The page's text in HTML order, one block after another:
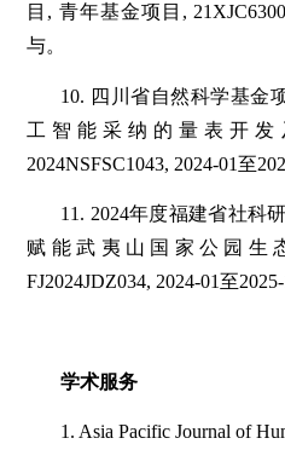
目, 青年基金项目,
与。
10. 四川省自然科学基金
工智能采纳的量表开
2024NSFSC1043, 2024-01至
11. 2024年度福建省社科
赋能武夷山国家公园生
FJ2024JDZ034, 2024-01至
学术服务
1. Asia Pacific Journal of